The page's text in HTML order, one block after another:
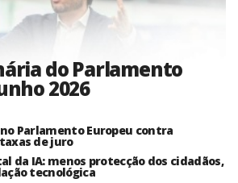
do Parlamento
2026
Parlamento Europeu contra
de juro
da IA: menos protecção dos cidadãos,
tecnológica